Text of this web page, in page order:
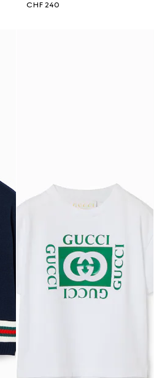
CHF 240